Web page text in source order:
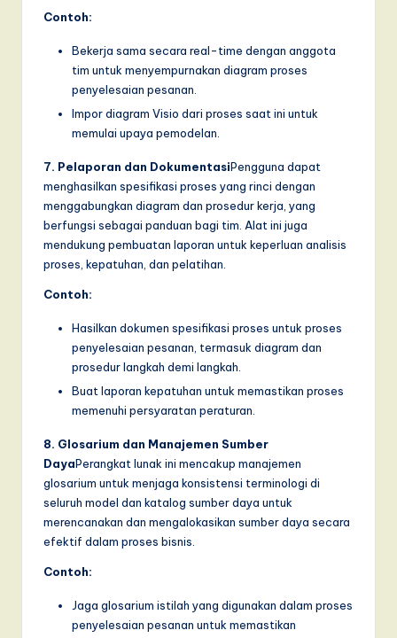
Contoh:
Bekerja sama secara real-time dengan anggota
tim untuk menyempurnakan diagram proses
penyelesaian pesanan.
Impor diagram Visio dari proses saat ini untuk
memulai upaya pemodelan.
7. Pelaporan dan DokumentasiPengguna dapat
menghasilkan spesifikasi proses yang rinci dengan
menggabungkan diagram dan prosedur kerja, yang
berfungsi sebagai panduan bagi tim. Alat ini juga
mendukung pembuatan laporan untuk keperluan analisis
proses, kepatuhan, dan pelatihan.
Contoh:
Hasilkan dokumen spesifikasi proses untuk proses
penyelesaian pesanan, termasuk diagram dan
prosedur langkah demi langkah.
Buat laporan kepatuhan untuk memastikan proses
memenuhi persyaratan peraturan.
8. Glosarium dan Manajemen Sumber
DayaPerangkat lunak ini mencakup manajemen
glosarium untuk menjaga konsistensi terminologi di
seluruh model dan katalog sumber daya untuk
merencanakan dan mengalokasikan sumber daya secara
efektif dalam proses bisnis.
Contoh:
Jaga glosarium istilah yang digunakan dalam proses
penyelesaian pesanan untuk memastikan